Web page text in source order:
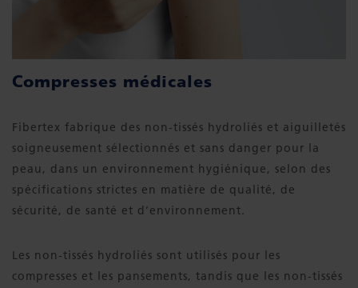
Compresses médicales
Fibertex fabrique des non-tissés hydroliés et aiguilletés
soigneusement sélectionnés et sans danger pour la
peau, dans un environnement hygiénique, selon des
spécifications strictes en matière de qualité, de
sécurité, de santé et d’environnement.
Les non-tissés hydroliés sont utilisés pour les
compresses et les pansements, tandis que les non-tissés